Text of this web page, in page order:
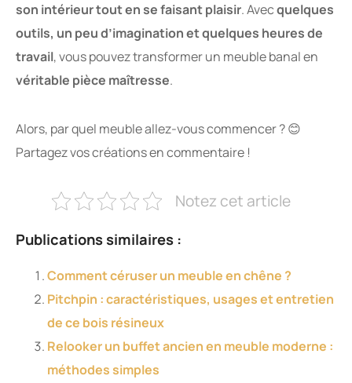
son intérieur tout en se faisant plaisir. Avecquelques
outils, un peu d’imagination et quelques heures de
travail, vous pouvez transformer un meuble banal en
véritable pièce maîtresse.
Alors, par quel meuble allez-vous commencer ? 😊
Partagez vos créations en commentaire !
Notez cet article
Publications similaires :
Comment céruser un meuble en chêne ?
Pitchpin : caractéristiques, usages et entretien
de ce bois résineux
Relooker un buffet ancien en meuble moderne :
méthodes simples